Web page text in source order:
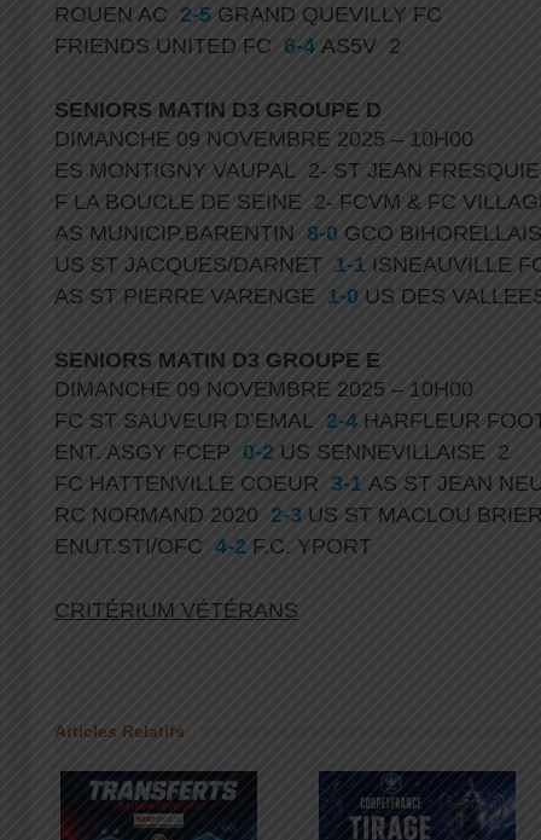
ROUEN AC 2-5 GRAND QUEVILLY FC
FRIENDS UNITED FC 6-4 AS5V 2
SENIORS MATIN D3 GROUPE D
DIMANCHE 09 NOVEMBRE 2025 – 10H00
ES MONTIGNY VAUPAL 2- ST JEAN
F LA BOUCLE DE SEINE 2- FCVM & FC
AS MUNICIP.BARENTIN 8-0 GCO
US ST JACQUES/DARNET 1-1 ISNEAUVILLE
AS ST PIERRE VARENGE 1-0 US DES
SENIORS MATIN D3 GROUPE E
DIMANCHE 09 NOVEMBRE 2025 – 10H00
FC ST SAUVEUR D’EMAL 2-4 HARFLEUR
ENT. ASGY FCEP 0-2 US SENNEVILLAISE 2
FC HATTENVILLE COEUR 3-1 AS ST JEAN
RC NORMAND 2020 2-3 US ST MACLOU
ENUT.STI/OFC 4-2 F.C. YPORT
CRITÉRIUM VÉTÉRANS
Articles Relatifs